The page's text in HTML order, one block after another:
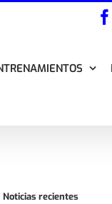
Noticias recientes